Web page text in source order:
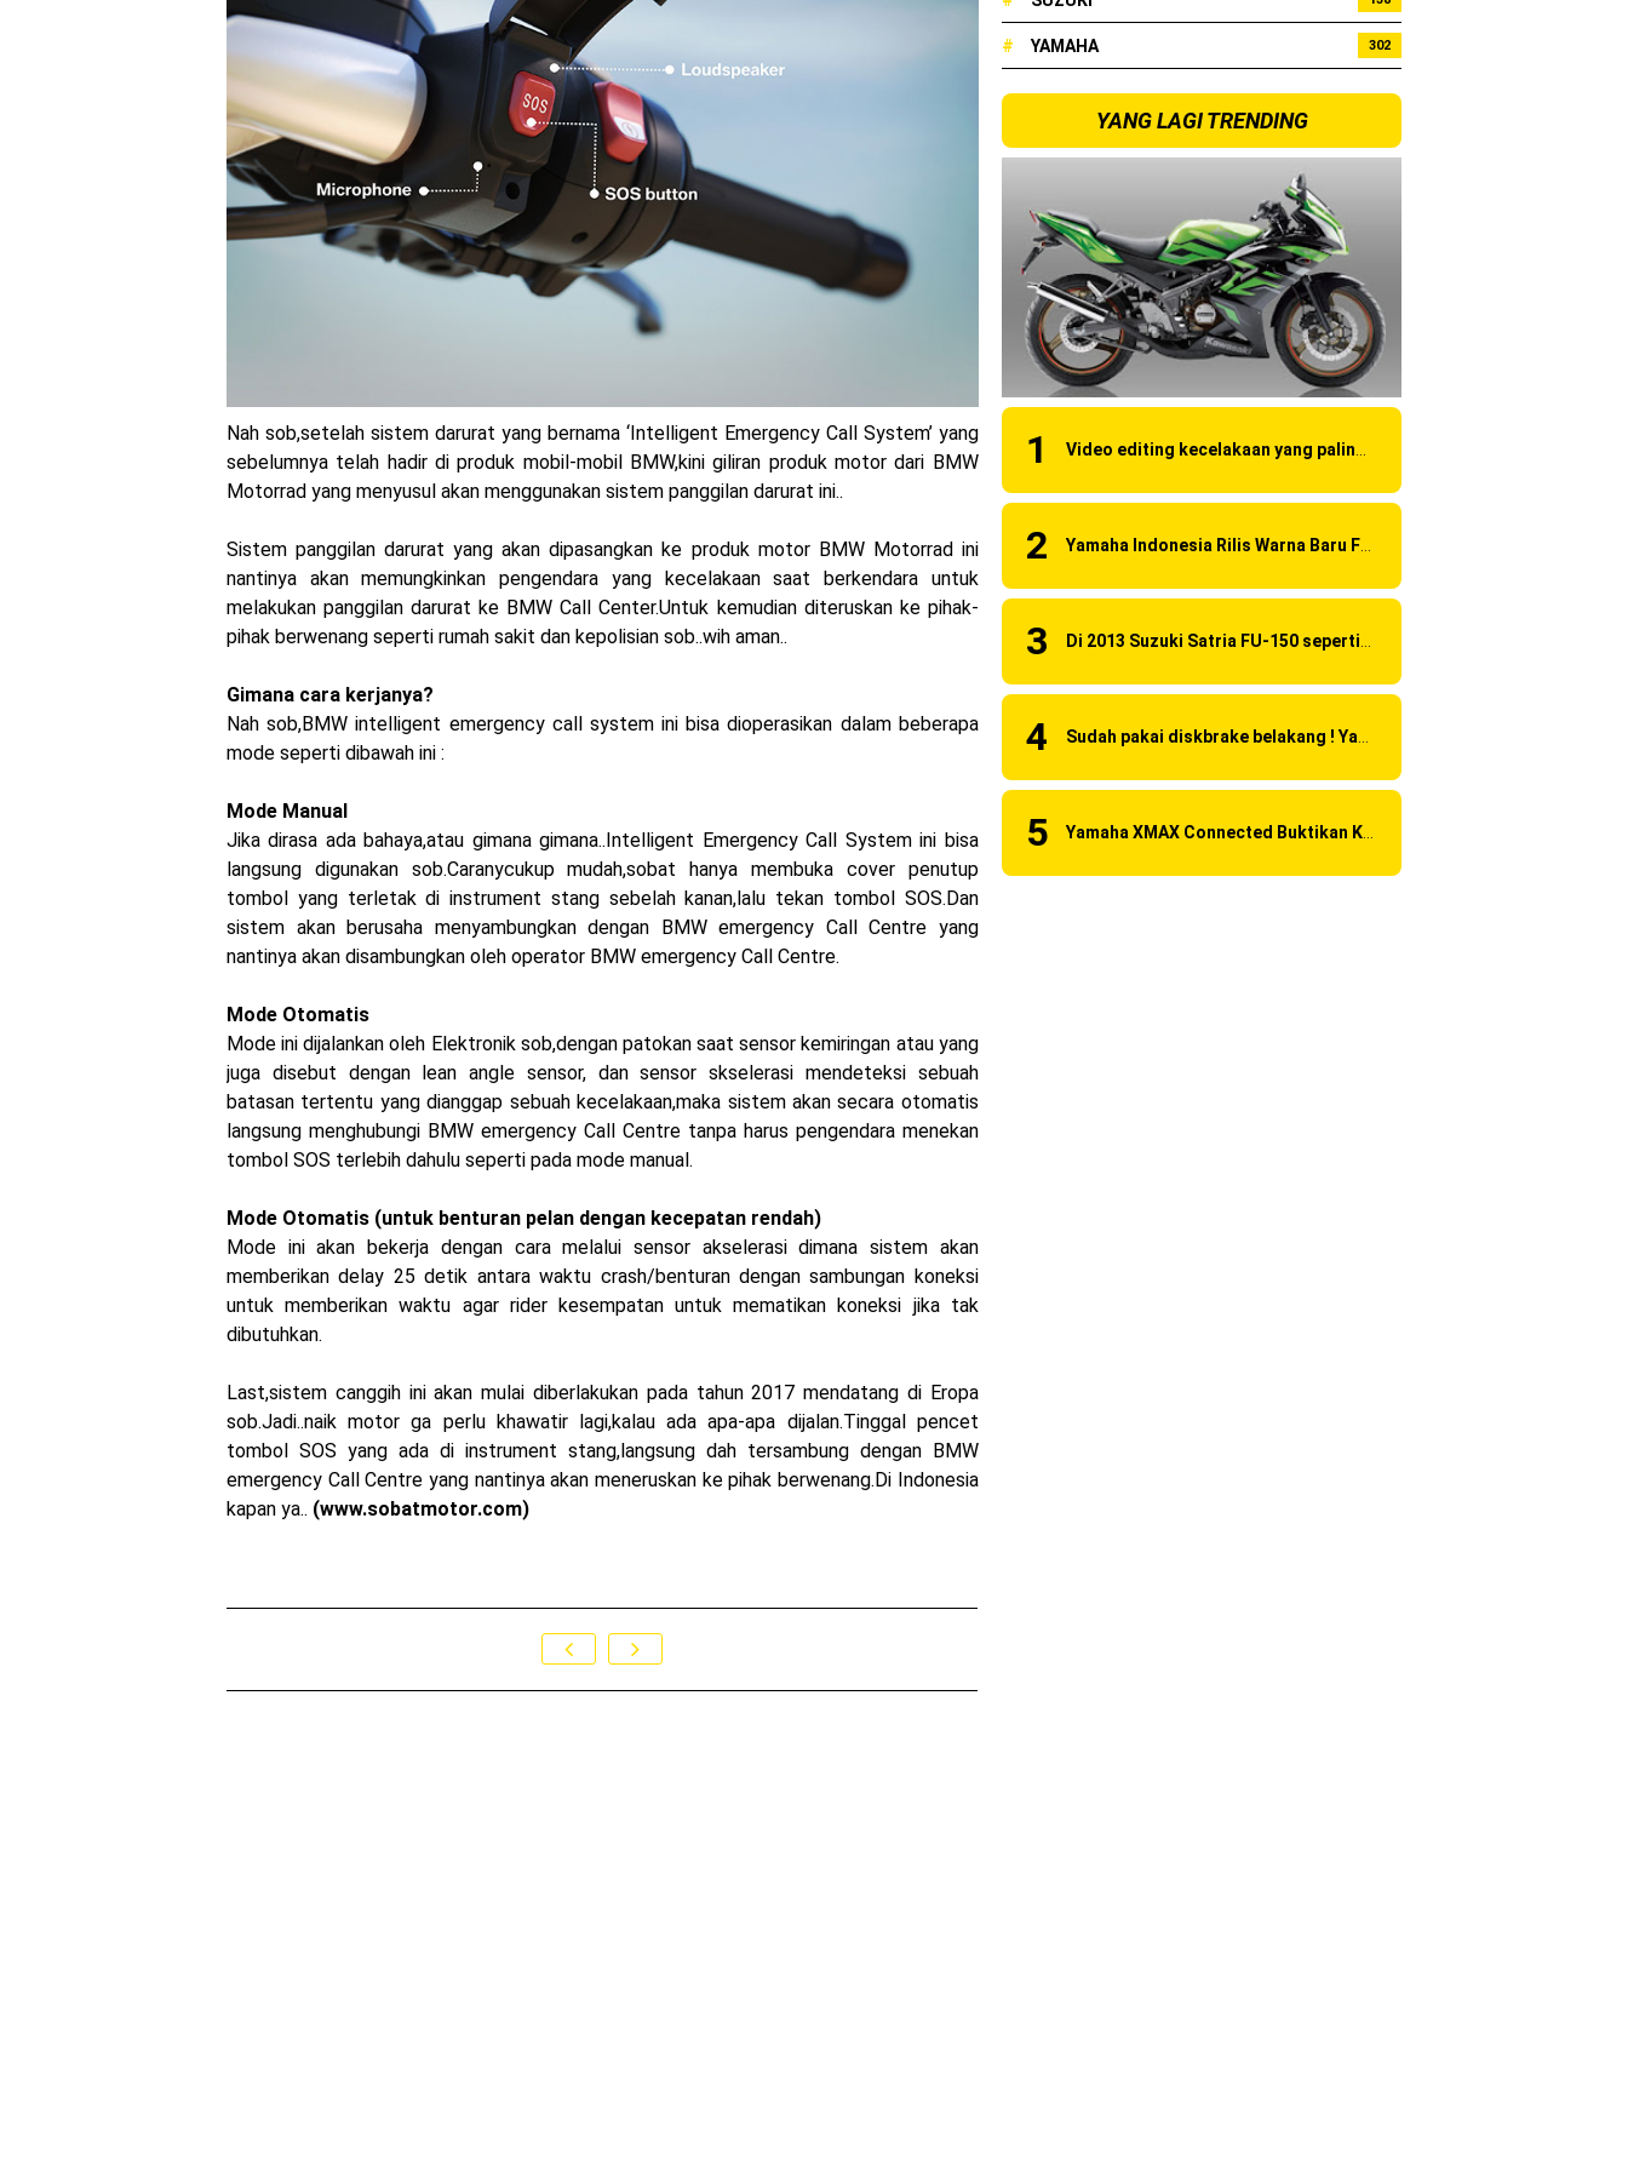
Yamaha Indonesia Rilis Warna Baru Fazzio Hybrid yang lebih Eye Catchy & Kece Abis
Sudah pakai diskbrake belakang ! Yamaha Indonesia Resmi perkenalkan Aerox Alpha 155 Turbo !
Yamaha Nmax Turbo 155 sudah lahir, Aerox Turbo hanya tinggal menunggu waktu ?
Honda Indonesia resmi jual New CBR 1000RR-R Fireblade 2025, harganya mantap !
Dukung MotoGP Mandalika 2024, AHM serahkan 10 unit motor listrik EM1 e
Yamaha Indonesia resmi luncurkan Nmax 155 Turbo
Sudah pakai winglet Karbon, Yamaha resmi merilis YZF-R1 dan YZF-R1M model 2025 !
Berkenalan dengan KTM 990 RC R, jagoan baru dari KTM !
Yamaha Rilis New R15M versi 2024, makin sangar !
MotoGP : Francesco Bagnaia Juara Dunia MotoGP musim 2023 !
Honda Rilis CBR1000RR-R 2023 Anniversary Edition !
Ngabuburide Yamaha Wr 155 R, Para Bikers Menikmati Indahnya Sore di Kota Medan
Impresi pertama Kawasaki Ninja ZX-4RR 2023 yang cuma ada 2 dikota Medan !
Event Customaxi & Yard Built 2023 Resmi Dimulai !
Nah sob,setelah sistem darurat yang bernama ‘Intelligent Emergency Call System’ yang
sebelumnya telah hadir di produk mobil-mobil BMW,kini giliran produk motor dari BMW
Motorrad yang menyusul akan menggunakan sistem panggilan darurat ini..
Sistem panggilan darurat yang akan dipasangkan ke produk motor BMW Motorrad ini
nantinya akan memungkinkan pengendara yang kecelakaan saat berkendara untuk
melakukan panggilan darurat ke BMW Call Center.Untuk kemudian diteruskan ke pihak-
pihak berwenang seperti rumah sakit dan kepolisian sob..wih aman..
Gimana cara kerjanya?
Nah sob,BMW intelligent emergency call system ini bisa dioperasikan dalam beberapa
mode seperti dibawah ini :
Mode Manual
Jika dirasa ada bahaya,atau gimana gimana..Intelligent Emergency Call System ini bisa
langsung digunakan sob.Caranycukup mudah,sobat hanya membuka cover penutup
tombol yang terletak di instrument stang sebelah kanan,lalu tekan tombol SOS.Dan
sistem akan berusaha menyambungkan dengan BMW emergency Call Centre yang
nantinya akan disambungkan oleh operator BMW emergency Call Centre.
Mode Otomatis
Mode ini dijalankan oleh Elektronik sob,dengan patokan saat sensor kemiringan atau yang
juga disebut dengan lean angle sensor, dan sensor skselerasi mendeteksi sebuah
batasan tertentu yang dianggap sebuah kecelakaan,maka sistem akan secara otomatis
langsung menghubungi BMW emergency Call Centre tanpa harus pengendara menekan
tombol SOS terlebih dahulu seperti pada mode manual.
Mode Otomatis (untuk benturan pelan dengan kecepatan rendah)
Mode ini akan bekerja dengan cara melalui sensor akselerasi dimana sistem akan
memberikan delay 25 detik antara waktu crash/benturan dengan sambungan koneksi
untuk memberikan waktu agar rider kesempatan untuk mematikan koneksi jika tak
dibutuhkan.
Last,sistem canggih ini akan mulai diberlakukan pada tahun 2017 mendatang di Eropa
sob.Jadi..naik motor ga perlu khawatir lagi,kalau ada apa-apa dijalan.Tinggal pencet
tombol SOS yang ada di instrument stang,langsung dah tersambung dengan BMW
emergency Call Centre yang nantinya akan meneruskan ke pihak berwenang.Di Indonesia
kapan ya.. (www.sobatmotor.com)
# YAMAHA 302
YANG LAGI TRENDING